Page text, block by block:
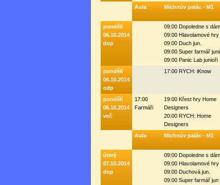
Aula Michnův palác - M1
pondělí
06.10.2014
dop
09:00 Dopoledne s
09:00 Hlavolamové hry
09:00 Duch jun.
09:00 Super farmář
09:00 Panic Lab junioři
pondělí
06.10.2014
odp
17:00 RYCH: iKnow
pondělí
06.10.2014
več
17:00
Farmáři
19:00 Křest hry Home
Designers
20:00 RYCH: Home
Designers
Aula
Michnův palác - M1
úterý
07.10.2014
dop
09:00 Dopoledne s
09:00 Hlavolamové hry
09:00 Duchová jun.
09:00 Super farmář jun